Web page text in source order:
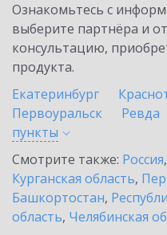
Ознакомьтесь с
выберите партнёра и
консультацию,
продукта.
Екатеринбург
Первоуральск
Ревда
пункты
Смотрите также: Россия,
Курганская область,
Башкортостан,
область, Челябинская